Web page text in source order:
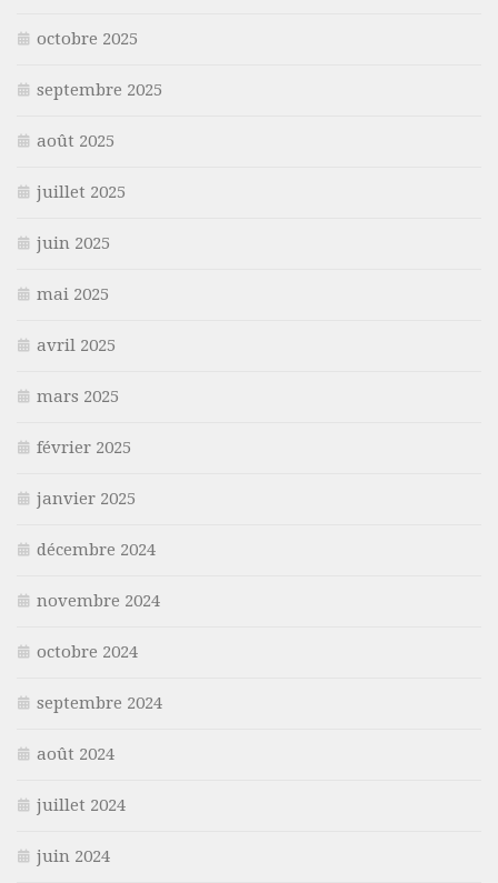
octobre 2025
septembre 2025
août 2025
juillet 2025
juin 2025
mai 2025
avril 2025
mars 2025
février 2025
janvier 2025
décembre 2024
novembre 2024
octobre 2024
septembre 2024
août 2024
juillet 2024
juin 2024